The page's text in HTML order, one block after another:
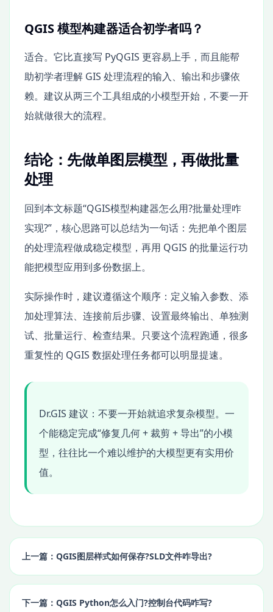
QGIS 模型构建器适合初学者吗？
适合。它比直接写 PyQGIS 更容易上手，而且能帮
助初学者理解 GIS 处理流程的输入、输出和步骤依
赖。建议从两三个工具组成的小模型开始，不要一开
始就做很大的流程。
结论：先做单图层模型，再做批量
处理
回到本文标题“QGIS模型构建器怎么用?批量处理咋
实现?”，核心思路可以总结为一句话：先把单个图层
的处理流程做成稳定模型，再用 QGIS 的批量运行功
能把模型应用到多份数据上。
实际操作时，建议遵循这个顺序：定义输入参数、添
加处理算法、连接前后步骤、设置最终输出、单独测
试、批量运行、检查结果。只要这个流程跑通，很多
重复性的 QGIS 数据处理任务都可以明显提速。
Dr.GIS 建议：不要一开始就追求复杂模型。一
个能稳定完成“修复几何 + 裁剪 + 导出”的小模
型，往往比一个难以维护的大模型更有实用价
值。
上一篇：QGIS图层样式如何保存?SLD文件咋导出?
下一篇：QGIS Python怎么入门?控制台代码咋写?